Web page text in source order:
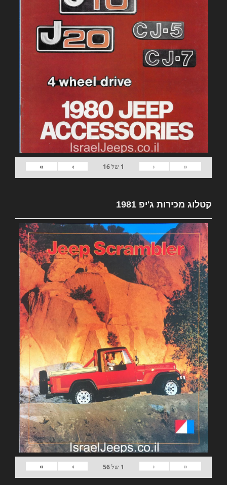
«
‹
1 של16
›
»
קטלוג מכירות ג'יפ 1981
«
‹
1 של56
›
»